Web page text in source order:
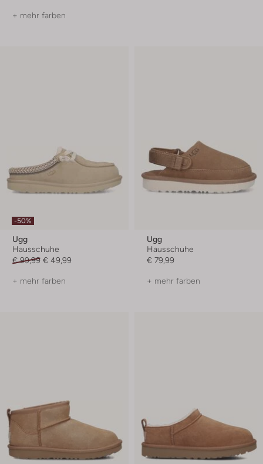
+ mehr farben
-50%
Ugg
Hausschuhe
€ 99,99 € 49,99
+ mehr farben
Ugg
Hausschuhe
€ 79,99
+ mehr farben